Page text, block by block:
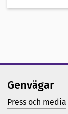
Genvägar
Press och media